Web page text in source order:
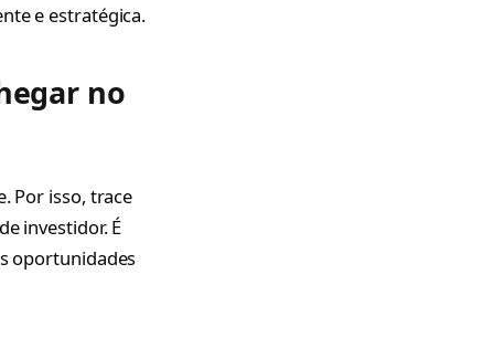
e estratégica.
no
Por isso, trace
investidor. É
oportunidades